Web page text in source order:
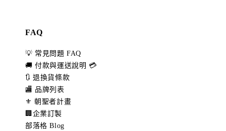
FAQ
💡 常見問題 FAQ
🚚 付款與運送說明 💳
🔃 退換貨條款
🏬 品牌列表
⚜️ 朝聖者計畫
🏢企業訂製
部落格 Blog